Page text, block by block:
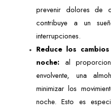
prevenir dolores de
contribuye a un
interrupciones.
Reduce los
noche: al
envolvente, una
minimizar los
noche. Esto es